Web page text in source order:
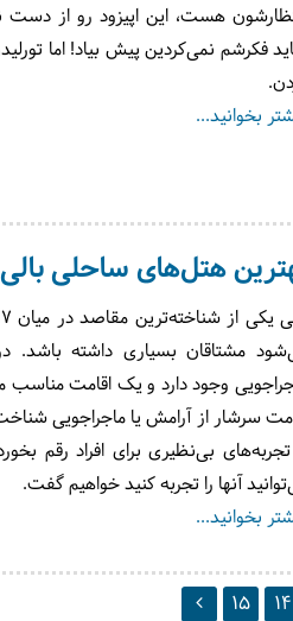
هست، این اپیزود رو از دست
فکرشم نمی‌کردین پیش بیاد! اما
بخوانید...
هتل‌های ساحلی
مشتاقان بسیاری داشته باشد.
وجود دارد و یک اقامت مناسب
سرشار از آرامش یا ماجراجویی
تجربه‌های بی‌نظیری برای افراد رقم
آنها را تجربه کنید خواهیم گفت.
بخوانید...
14
15